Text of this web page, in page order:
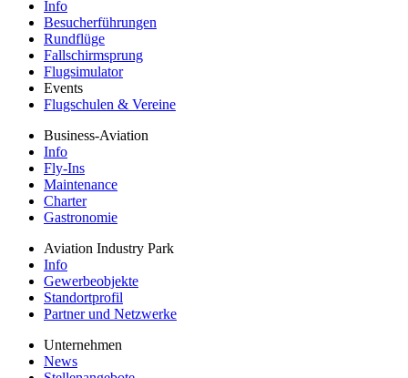
Messe rund um Drohnen, Innovation und Zukunft
Freizeit, Sport & Events
Info
Besucherführungen
Rundflüge
Fallschirmsprung
Flugsimulator
Events
Flugschulen & Vereine
Business-Aviation
Info
Fly-Ins
Maintenance
Charter
Gastronomie
Aviation Industry Park
Info
Gewerbeobjekte
Standortprofil
Partner und Netzwerke